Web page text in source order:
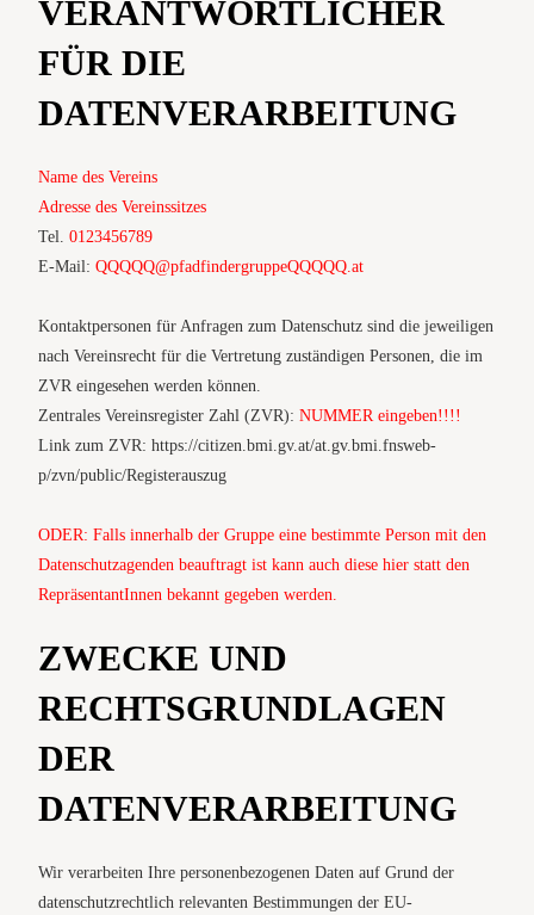
VERANTWORTLICHER
FÜR DIE
DATENVERARBEITUNG
Name des Vereins
Adresse des Vereinssitzes
Tel.0123456789
E-Mail:QQQQQ@pfadfindergruppeQQQQQ.at
Kontaktpersonen für Anfragen zum Datenschutz sind die jeweiligen
nach Vereinsrecht für die Vertretung zuständigen Personen, die im
ZVR eingesehen werden können.
Zentrales Vereinsregister Zahl (ZVR):NUMMER eingeben!!!!
Link zum ZVR: https://citizen.bmi.gv.at/at.gv.bmi.fnsweb-
p/zvn/public/Registerauszug
ODER: Falls innerhalb der Gruppe eine bestimmte Person mit den
Datenschutzagenden beauftragt ist kann auch diese hier statt den
RepräsentantInnen bekannt gegeben werden.
ZWECKE UND
RECHTSGRUNDLAGEN
DER
DATENVERARBEITUNG
Wir verarbeiten Ihre personenbezogenen Daten auf Grund der
datenschutzrechtlich relevanten Bestimmungen der EU-